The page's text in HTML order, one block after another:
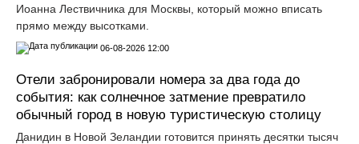
Иоанна Лествичника для Москвы, который можно вписать
прямо между высотками.
06-08-2026 12:00
Отели забронировали номера за два года до
события: как солнечное затмение превратило
обычный город в новую туристическую столицу
Данидин в Новой Зеландии готовится принять десятки тысяч